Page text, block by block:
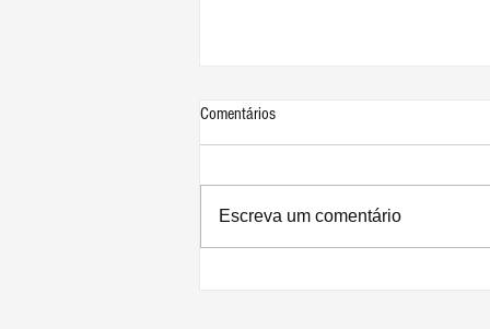
Comentários
Escreva um comentário